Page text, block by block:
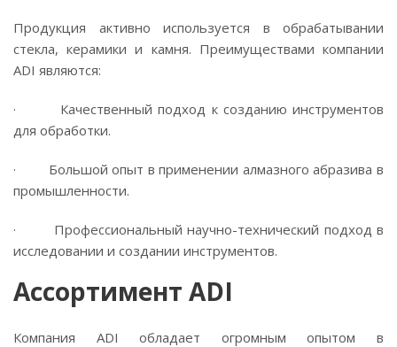
Продукция активно используется в обрабатывании
стекла, керамики и камня. Преимуществами компании
ADI являются:
· Качественный подход к созданию инструментов
для обработки.
· Большой опыт в применении алмазного абразива в
промышленности.
· Профессиональный научно-технический подход в
исследовании и создании инструментов.
Ассортимент ADI
Компания ADI обладает огромным опытом в